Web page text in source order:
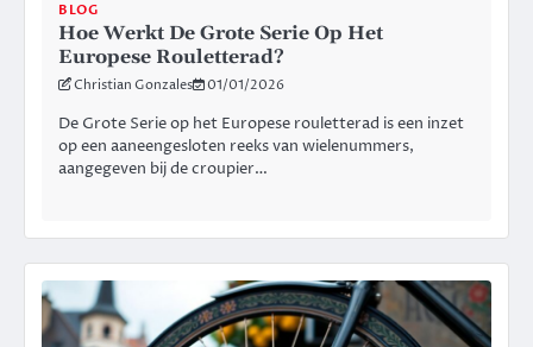
BLOG
Hoe Werkt De Grote Serie Op Het
Europese Rouletterad?
Christian Gonzales 01/01/2026
De Grote Serie op het Europese rouletterad is een inzet
op een aaneengesloten reeks van wielenummers,
aangegeven bij de croupier…